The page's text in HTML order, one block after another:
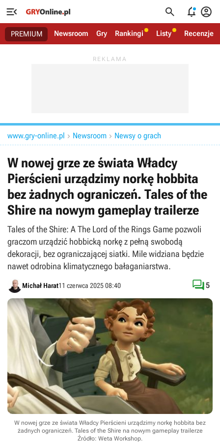
   
PREMIUM Newsroom Gry Rankingi Listy Recenzje
www.gry-online.pl  Newsroom  Newsy o grach
W nowej grze ze świata Władcy
Pierścieni urządzimy norkę hobbita
bez żadnych ograniczeń. Tales of the
Shire na nowym gameplay trailerze
Tales of the Shire: A The Lord of the Rings Game pozwoli
graczom urządzić hobbicką norkę z pełną swobodą
dekoracji, bez ograniczającej siatki. Mile widziana będzie
nawet odrobina klimatycznego bałaganiarstwa.
Michał Harat11 czerwca 2025 08:40 5
W nowej grze ze świata Władcy Pierścieni urządzimy norkę hobbita bez
żadnych ograniczeń. Tales of the Shire na nowym gameplay trailerze
Źródło: Weta Workshop.